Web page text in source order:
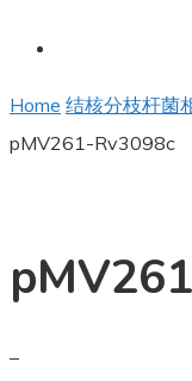
Home 结核分枝杆菌
pMV261-Rv3098c
–